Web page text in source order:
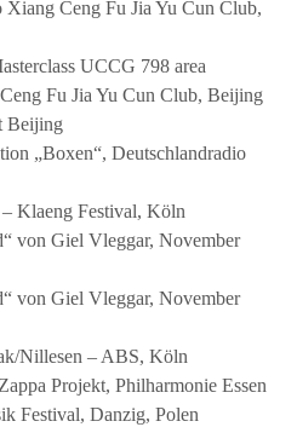
Ceng Fu Jia Yu Cun Club,
UCCG 798 area
Fu Jia Yu Cun Club, Beijing
Beijing
„Boxen“, Deutschlandradio
Klaeng Festival, Köln
von Giel Vleggar, November
von Giel Vleggar, November
Nillesen – ABS, Köln
Projekt, Philharmonie Essen
Festival, Danzig, Polen